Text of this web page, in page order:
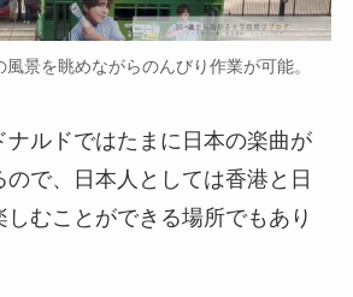
景を眺めながらのんびり作業が可能。
ナルドではたまに日本の楽曲が
で、日本人としては香港と日
むことができる場所でもあり